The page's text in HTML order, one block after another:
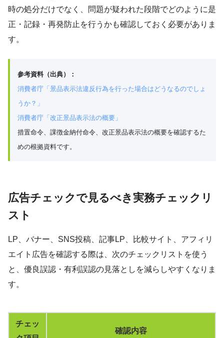
時の処分だけでなく、問題が疑われた段階でどのように是
正・記録・再発防止を行うかも確認しておく必要がありま
す。
参考資料（出典）：
消費者庁「景品表示法違反行為を行った場合はどうなるのでしょ
うか？」
消費者庁「改正景品表示法の概要」
措置命令、課徴金納付命令、改正景品表示法の概要を確認するた
めの根拠資料です。
広告チェックで見るべき実務チェックリ
スト
LP、バナー、SNS投稿、記事LP、比較サイト、アフィリ
エイト広告を確認する際は、次のチェックリストを使う
と、優良誤認・有利誤認の見落としを減らしやすくなりま
す。
チェッ
確認内容